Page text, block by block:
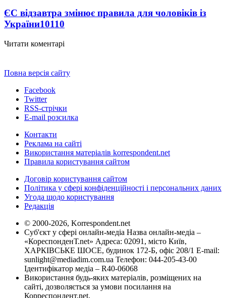
ЄС відзавтра змінює правила для чоловіків із
України10110
Читати коментарі
Повна версія сайту
Facebook
Twitter
RSS-стрічки
E-mail розсилка
Контакти
Реклама на сайті
Використання матеріалів korrespondent.net
Правила користування сайтом
Договір користування сайтом
Політика у сфері конфіденційності і персональних даних
Угода щодо користування
Редакція
© 2000-2026, Korrespondent.net
Суб'єкт у сфері онлайн-медіа Назва онлайн-медіа –
«КореспонденТ.net» Адреса: 02091, місто Київ,
ХАРКІВСЬКЕ ШОСЕ, будинок 172-Б, офіс 208/1 E-mail:
sunlight@mediadim.com.ua Телефон: 044-205-43-00
Ідентифікатор медіа – R40-06068
Використання будь-яких матеріалів, розміщених на
сайті, дозволяється за умови посилання на
Корреспондент.net.